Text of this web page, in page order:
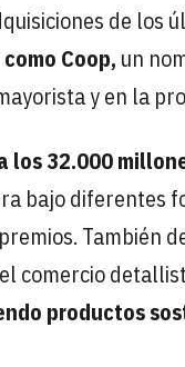
de los
Coop, un
y en la
32.000
bajo diferentes
También
comercio
productos